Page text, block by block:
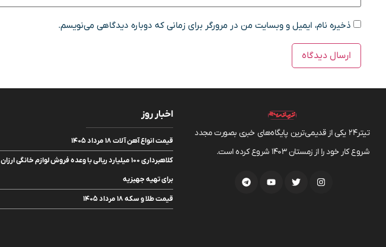
ذخیره نام، ایمیل و وبسایت من در مرورگر برای زمانی که دوباره دیدگاهی می‌نویسم.
تیتر24 یکی از قدیمی‌ترین پایگاه‌های خبری بصورت مجدد
شروع کار خود را از زمستان 1403 شروع کرده است.
اخبار روز
قیمت انواع آهن آلات ۱۸ مرداد ۱۴۰۵
کلاهبرداری ۱۰۰ میلیارد ریالی با وعده فروش لوازم خانگی ارزان
برای تهیه جهیزیه
قیمت طلا و سکه ۱۸ مرداد ۱۴۰۵